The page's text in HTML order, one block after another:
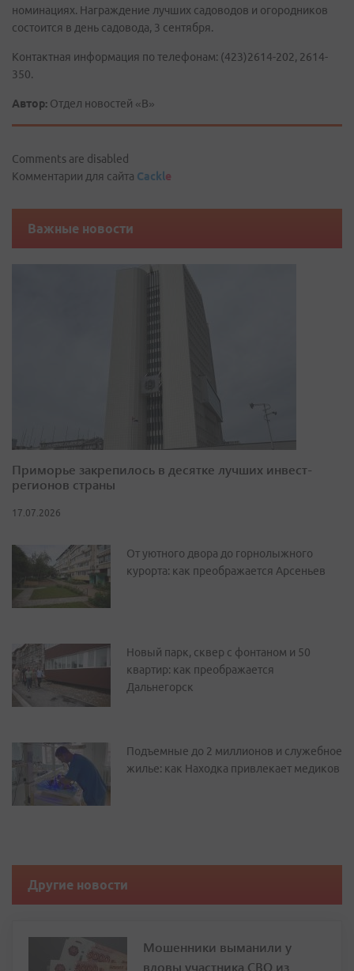
номинациях. Награждение лучших садоводов и огородников
состоится в день садовода, 3 сентября.
Контактная информация по телефонам: (423)2614-202, 2614-
350.
Автор: Отдел новостей «В»
Comments are disabled
Комментарии для сайта Cackle
Важные новости
Приморье закрепилось в десятке лучших инвест-
регионов страны
17.07.2026
От уютного двора до горнолыжного
курорта: как преображается Арсеньев
Новый парк, сквер с фонтаном и 50
квартир: как преображается
Дальнегорск
Подъемные до 2 миллионов и служебное
жилье: как Находка привлекает медиков
Другие новости
Мошенники выманили у
вдовы участника СВО из